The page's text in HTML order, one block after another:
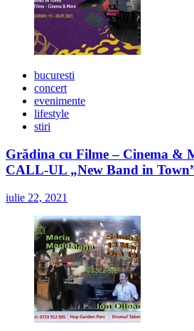
bucuresti
concert
evenimente
lifestyle
stiri
Grădina cu Filme – Cinema &
CALL-UL „New Band in
iulie 22, 2021